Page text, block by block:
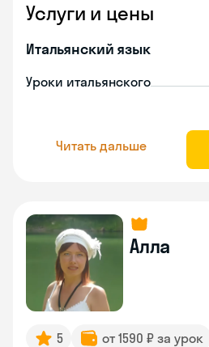
Услуги и цены
Итальянский язык
Уроки итальянского
Читать дальше
Алла
5 от 1590 ₽ за урок